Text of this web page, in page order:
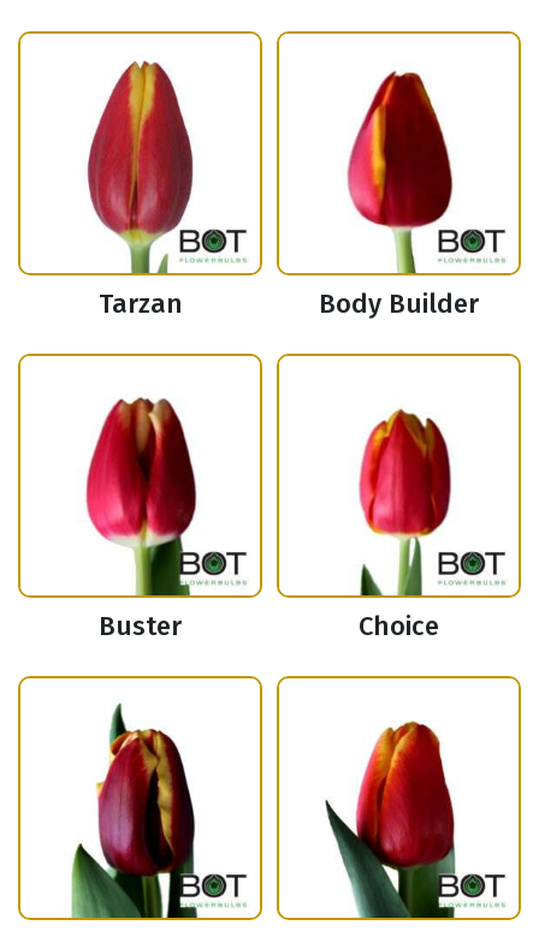
Tarzan Body Builder
Buster Choice